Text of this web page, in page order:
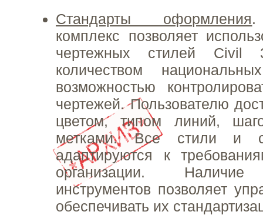
Стандарты оформления.
комплекс позволяет
чертежных стилей
количеством
возможностью
чертежей. Пользователю
цветом, типом линий,
метками. Все стили и
адаптируются к
организации. Наличие
инструментов позволяет
обеспечивать их